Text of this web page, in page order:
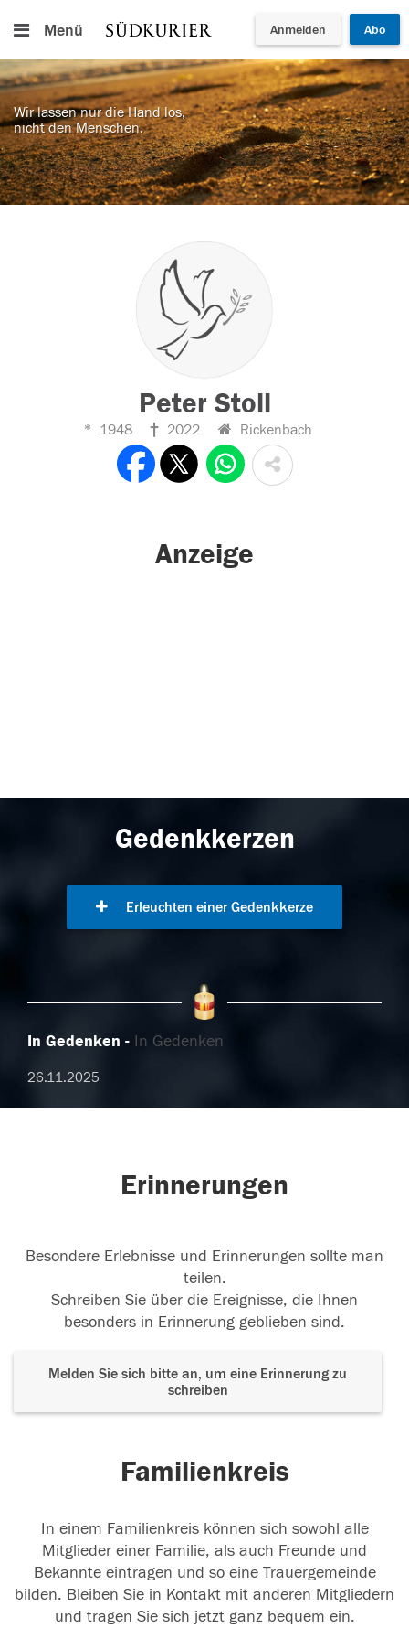
Menü Anmelden Abo
Wir lassen nur die Hand los,
nicht den Menschen.
Peter Stoll
1948 2022 Rickenbach
Anzeige
Gedenkkerzen
Erleuchten einer Gedenkkerze
In Gedenken In Gedenken
26.11.2025
Erinnerungen
Besondere Erlebnisse und Erinnerungen sollte man
teilen.
Schreiben Sie über die Ereignisse, die Ihnen
besonders in Erinnerung geblieben sind.
Melden Sie sich bitte an, um eine Erinnerung zu
schreiben
Familienkreis
In einem Familienkreis können sich sowohl alle
Mitglieder einer Familie, als auch Freunde und
Bekannte eintragen und so eine Trauergemeinde
bilden. Bleiben Sie in Kontakt mit anderen Mitgliedern
und tragen Sie sich jetzt ganz bequem ein.